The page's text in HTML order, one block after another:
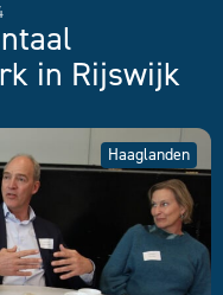
in Rijswijk
Haaglanden